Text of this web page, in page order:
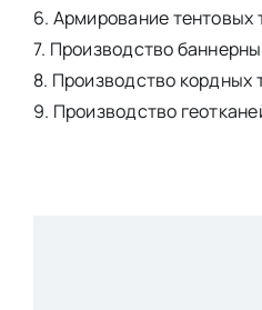
6. Армирование тентовых
7. Производство
8. Производство кордных
9. Производство